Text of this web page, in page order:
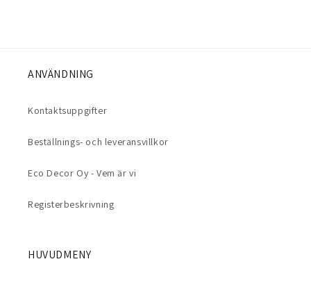
ANVÄNDNING
Kontaktsuppgifter
Beställnings- och leveransvillkor
Eco Decor Oy - Vem är vi
Registerbeskrivning
HUVUDMENY